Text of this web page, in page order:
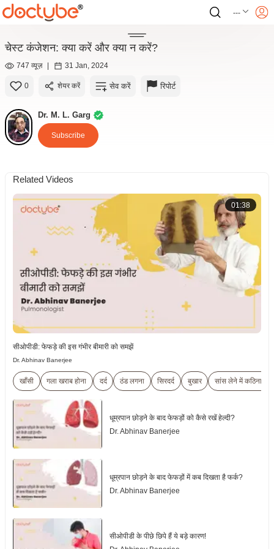
---
चेस्ट कंजेशन: क्या करें और क्या न करें?
747 व्यूज़ | 31 Jan, 2024
0 शेयर करें सेव करें रिपोर्ट
Dr. M. L. Garg
Subscribe
Related Videos
01:38
सीओपीडी: फेफड़े की इस गंभीर बीमारी को समझें
Dr. Abhinav Banerjee
खाँसी गला खराब होना दर्द ठंड लगना सिरदर्द बुखार सांस लेने में कठिनाई
धूम्रपान छोड़ने के बाद फेफड़ों को कैसे रखें हेल्दी?
Dr. Abhinav Banerjee
धूम्रपान छोड़ने के बाद फेफड़ों में कब दिखता है फर्क?
Dr. Abhinav Banerjee
सीओपीडी के पीछे छिपे हैं ये बड़े कारण!